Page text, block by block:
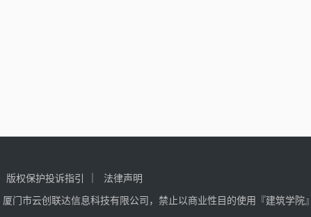
版权保护投诉指引
法律声明
厦门市云创联达信息科技有限公司，禁止以商业性目的使用『建筑学院